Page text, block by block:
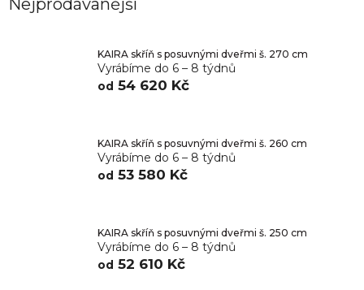
Nejprodávanější
KAIRA skříň s posuvnými dveřmi š. 270 cm
Vyrábíme do 6 – 8 týdnů
od 54 620 Kč
KAIRA skříň s posuvnými dveřmi š. 260 cm
Vyrábíme do 6 – 8 týdnů
od 53 580 Kč
KAIRA skříň s posuvnými dveřmi š. 250 cm
Vyrábíme do 6 – 8 týdnů
od 52 610 Kč